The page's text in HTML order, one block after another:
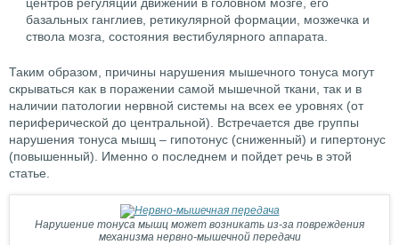
центров регуляции движений в головном мозге, его
базальных ганглиев, ретикулярной формации, мозжечка и
ствола мозга, состояния вестибулярного аппарата.
Таким образом, причины нарушения мышечного тонуса могут
скрываться как в поражении самой мышечной ткани, так и в
наличии патологии нервной системы на всех ее уровнях (от
периферической до центральной). Встречается две группы
нарушения тонуса мышц – гипотонус (сниженный) и гипертонус
(повышенный). Именно о последнем и пойдет речь в этой
статье.
Нарушение тонуса мышц может возникать из-за повреждения
механизма нервно-мышечной передачи